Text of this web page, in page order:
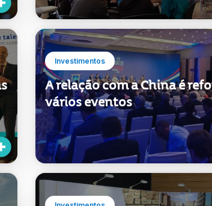
Investimentos
A relação com a China é
vários eventos